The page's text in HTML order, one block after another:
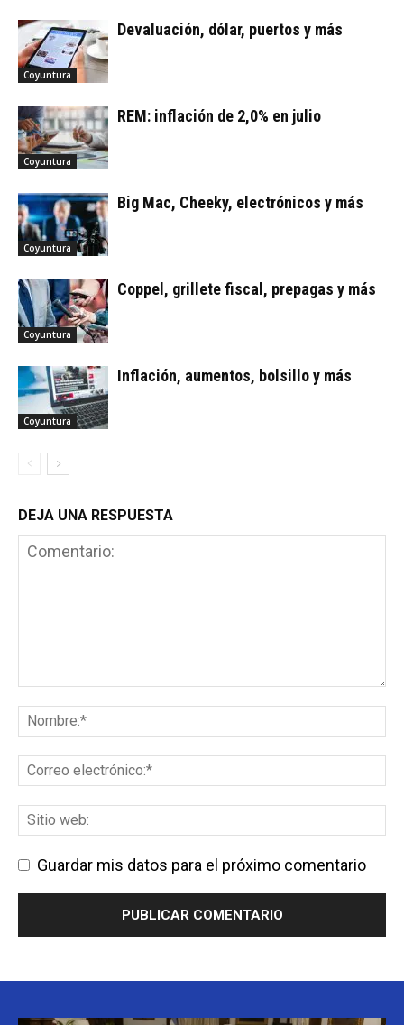
Coyuntura
Devaluación, dólar, puertos y más
Coyuntura
REM: inflación de 2,0% en julio
Coyuntura
Big Mac, Cheeky, electrónicos y más
Coyuntura
Coppel, grillete fiscal, prepagas y más
Coyuntura
Inflación, aumentos, bolsillo y más
DEJA UNA RESPUESTA
Guardar mis datos para el próximo comentario